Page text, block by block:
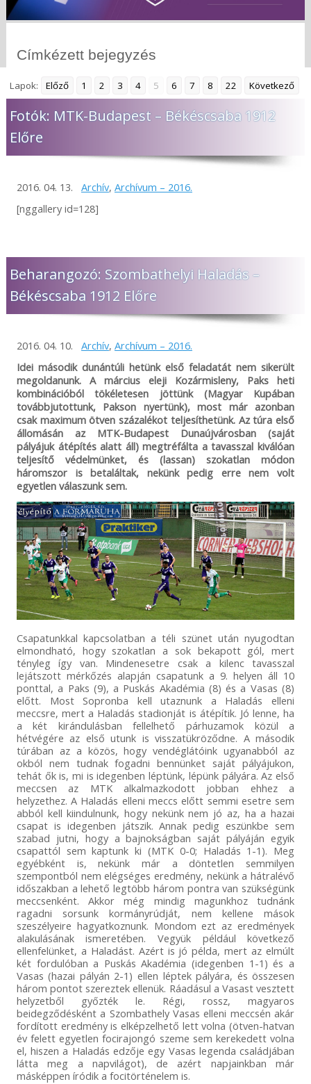
Címkézett bejegyzés
Lapok: Előző 1 2 3 4 5 6 7 8 22 Következő
Fotók: MTK-Budapest – Békéscsaba 1912
Előre
2016. 04. 13. Archív, Archívum – 2016.
[nggallery id=128]
Beharangozó: Szombathelyi Haladás –
Békéscsaba 1912 Előre
2016. 04. 10. Archív, Archívum – 2016.
Idei második dunántúli hetünk első feladatát nem sikerült
megoldanunk. A március eleji Kozármisleny, Paks heti
kombinációból tökéletesen jöttünk (Magyar Kupában
továbbjutottunk, Pakson nyertünk), most már azonban
csak maximum ötven százalékot teljesíthetünk. Az túra első
állomásán az MTK-Budapest Dunaújvárosban (saját
pályájuk átépítés alatt áll) megtréfálta a tavasszal kiválóan
teljesítő védelmünket, és (lassan) szokatlan módon
háromszor is betaláltak, nekünk pedig erre nem volt
egyetlen válaszunk sem.
Csapatunkkal kapcsolatban a téli szünet után nyugodtan
elmondható, hogy szokatlan a sok bekapott gól, mert
tényleg így van. Mindenesetre csak a kilenc tavasszal
lejátszott mérkőzés alapján csapatunk a 9. helyen áll 10
ponttal, a Paks (9), a Puskás Akadémia (8) és a Vasas (8)
előtt. Most Sopronba kell utaznunk a Haladás elleni
meccsre, mert a Haladás stadionját is átépítik. Jó lenne, ha
a két kirándulásban fellelhető párhuzamok közül a
hétvégére az első utunk is visszatükröződne. A második
túrában az a közös, hogy vendéglátóink ugyanabból az
okból nem tudnak fogadni bennünket saját pályájukon,
tehát ők is, mi is idegenben léptünk, lépünk pályára. Az első
meccsen az MTK alkalmazkodott jobban ehhez a
helyzethez. A Haladás elleni meccs előtt semmi esetre sem
abból kell kiindulnunk, hogy nekünk nem jó az, ha a hazai
csapat is idegenben játszik. Annak pedig eszünkbe sem
szabad jutni, hogy a bajnokságban saját pályáján egyik
csapattól sem kaptunk ki (MTK 0-0; Haladás 1-1). Meg
egyébként is, nekünk már a döntetlen semmilyen
szempontból nem elégséges eredmény, nekünk a hátralévő
időszakban a lehető legtöbb három pontra van szükségünk
meccsenként. Akkor még mindig magunkhoz tudnánk
ragadni sorsunk kormányrúdját, nem kellene mások
szeszélyeire hagyatkoznunk. Mondom ezt az eredmények
alakulásának ismeretében. Vegyük például következő
ellenfelünket, a Haladást. Azért is jó példa, mert az elmúlt
két fordulóban a Puskás Akadémia (idegenben 1-1) és a
Vasas (hazai pályán 2-1) ellen léptek pályára, és összesen
három pontot szereztek ellenük. Ráadásul a Vasast vesztett
helyzetből győzték le. Régi, rossz, magyaros
beidegződésként a Szombathely Vasas elleni meccsén akár
fordított eredmény is elképzelhető lett volna (ötven-hatvan
év felett egyetlen focirajongó szeme sem kerekedett volna
el, hiszen a Haladás edzője egy Vasas legenda családjában
látta meg a napvilágot), de azért napjainkban már
másképpen íródik a focitörténelem is.